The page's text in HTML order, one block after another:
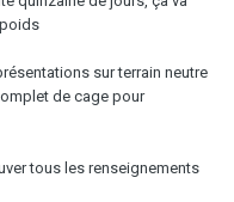
sur terrain neutre
de cage pour
tous les renseignements